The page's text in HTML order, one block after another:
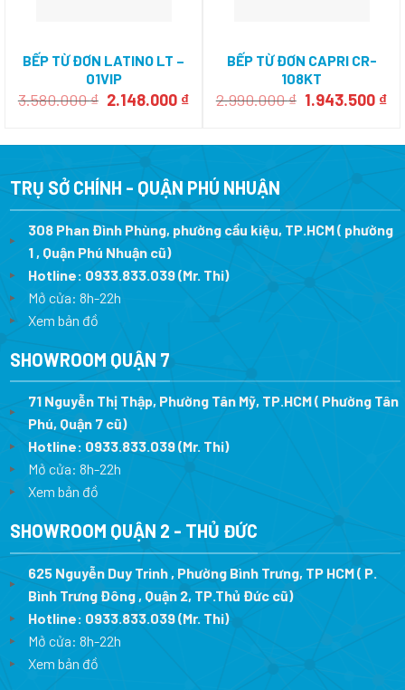
BẾP TỪ ĐƠN LATINO LT –
01VIP
3.580.000₫ Giá
3.580.000 ₫.
2.148.000 ₫Giá
là:
BẾP TỪ ĐƠN CAPRI CR-
108KT
2.990.000₫ Giá
2.990.000 ₫.
1.943.500 ₫
là:
TRỤ SỞ CHÍNH - QUẬN PHÚ NHUẬN
308 Phan Đình Phùng, phường cầu kiệu, TP.HCM ( phường
1 , Quận Phú Nhuận cũ)
Hotline: 0933.833.039(Mr. Thi)
Mở cửa: 8h-22h
Xem bản đồ
SHOWROOM QUẬN 7
71 Nguyễn Thị Thập, Phường Tân Mỹ, TP.HCM ( Phường Tân
Phú, Quận 7 cũ)
Hotline: 0933.833.039(Mr. Thi)
Mở cửa: 8h-22h
Xem bản đồ
SHOWROOM QUẬN 2 - THỦ ĐỨC
625 Nguyễn Duy Trinh , Phường Bình Trưng, TP HCM ( P.
Bình Trưng Đông , Quận 2, TP.Thủ Đức cũ)
Hotline: 0933.833.039(Mr. Thi)
Mở cửa: 8h-22h
Xem bản đồ